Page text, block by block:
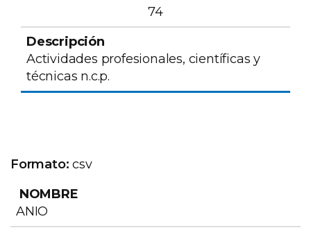
74
Actividades profesionales, científicas y
técnicas n.c.p.
Formato: csv
NOMBRE
ANIO